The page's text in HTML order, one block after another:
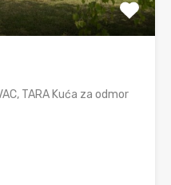
TARA Kuća za odmor